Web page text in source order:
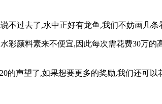
不过去了,水中正好有龙鱼,我们不妨画几条
彩颜料素来不便宜,因此每次需花费30万的
的声望了,如果想要更多的奖励,我们还可以